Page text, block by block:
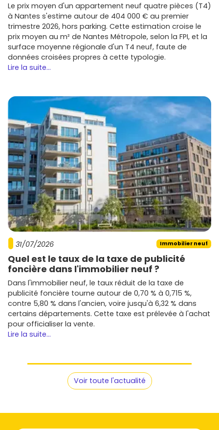
Le prix moyen d'un appartement neuf quatre pièces (T4)
à Nantes s'estime autour de 404 000 € au premier
trimestre 2026, hors parking. Cette estimation croise le
prix moyen au m² de Nantes Métropole, selon la FPI, et la
surface moyenne régionale d'un T4 neuf, faute de
données croisées propres à cette typologie.
Lire la suite...
31/07/2026 Immobilier neuf
Quel est le taux de la taxe de publicité
foncière dans l'immobilier neuf ?
Dans l'immobilier neuf, le taux réduit de la taxe de
publicité foncière tourne autour de 0,70 % à 0,715 %,
contre 5,80 % dans l'ancien, voire jusqu'à 6,32 % dans
certains départements. Cette taxe est prélevée à l'achat
pour officialiser la vente.
Lire la suite...
Voir toute l'actualité